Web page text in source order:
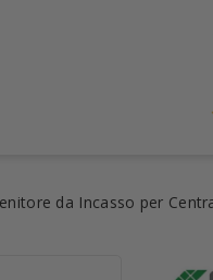
da Incasso per